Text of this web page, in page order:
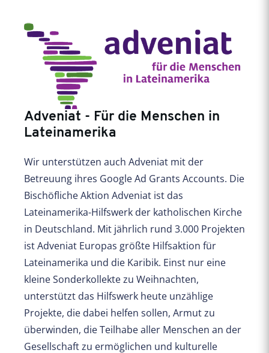
Adveniat - Für die Menschen in
Lateinamerika
Wir unterstützen auch Adveniat mit der
Betreuung ihres Google Ad Grants Accounts. Die
Bischöfliche Aktion Adveniat ist das
Lateinamerika-Hilfswerk der katholischen Kirche
in Deutschland. Mit jährlich rund 3.000 Projekten
ist Adveniat Europas größte Hilfsaktion für
Lateinamerika und die Karibik. Einst nur eine
kleine Sonderkollekte zu Weihnachten,
unterstützt das Hilfswerk heute unzählige
Projekte, die dabei helfen sollen, Armut zu
überwinden, die Teilhabe aller Menschen an der
Gesellschaft zu ermöglichen und kulturelle